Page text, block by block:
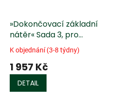
»Dokončovací základní
nátěr« Sada 3, pro
nábytek
K objednání (3-8 týdny)
1 957 Kč
DETAIL